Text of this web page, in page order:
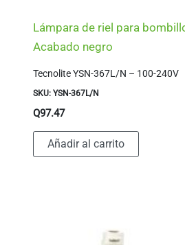
Lámpara de riel para
Acabado negro
Tecnolite YSN-367L/N – 100-240V
SKU: YSN-367L/N
Q97.47
Añadir al carrito